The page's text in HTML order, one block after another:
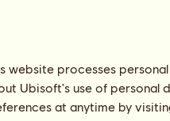
den meisten Abzeichen in
die Pferde mit den meisten
Erfolgsliste werden gespeichert.
am 6. August 2026.
website processes
Ubisoft's use of personal
at anytime by